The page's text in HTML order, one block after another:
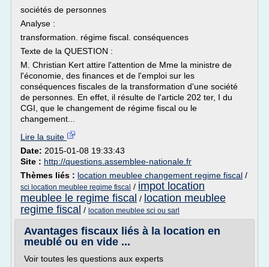
sociétés de personnes
Analyse :
transformation. régime fiscal. conséquences
Texte de la QUESTION :
M. Christian Kert attire l'attention de Mme la ministre de
l'économie, des finances et de l'emploi sur les
conséquences fiscales de la transformation d'une société
de personnes. En effet, il résulte de l'article 202 ter, I du
CGI, que le changement de régime fiscal ou le
changement...
Lire la suite
Date: 2015-01-08 19:33:43
Site : http://questions.assemblee-nationale.fr
Thèmes liés : location meublee changement regime fiscal /
sci location meublee regime fiscal / impot location
meublee le regime fiscal / location meublee
regime fiscal / location meublee sci ou sarl
Avantages fiscaux liés à la location en
meublé ou en vide ...
Voir toutes les questions aux experts